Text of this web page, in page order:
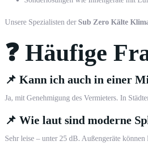
Unsere Spezialisten der Sub Zero Kälte
❓ Häufige
📌 Kann ich auch in einer
Ja, mit Genehmigung des Vermieters. In
📌 Wie laut sind moderne
Sehr leise – unter 25 dB. Außengeräte